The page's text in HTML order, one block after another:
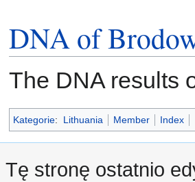
DNA of
The DNA results
Kategorie: Lithuania Member Index
Tę stronę ostatnio